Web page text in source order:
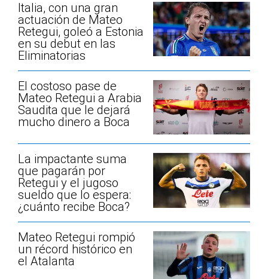
Italia, con una gran
actuación de Mateo
Retegui, goleó a Estonia
en su debut en las
Eliminatorias
El costoso pase de
Mateo Retegui a Arabia
Saudita que le dejará
mucho dinero a Boca
La impactante suma
que pagarán por
Retegui y el jugoso
sueldo que lo espera:
¿cuánto recibe Boca?
Mateo Retegui rompió
un récord histórico en
el Atalanta